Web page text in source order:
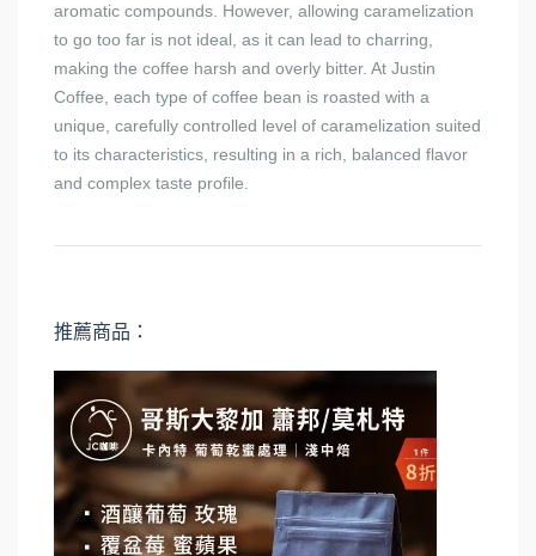
aromatic compounds. However, allowing caramelization
to go too far is not ideal, as it can lead to charring,
making the coffee harsh and overly bitter. At Justin
Coffee, each type of coffee bean is roasted with a
unique, carefully controlled level of caramelization suited
to its characteristics, resulting in a rich, balanced flavor
and complex taste profile.
推薦商品：